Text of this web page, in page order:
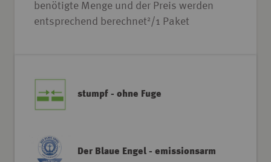
benötigte Menge und der Preis werden
entsprechend berechnet2 /1 Paket
stumpf - ohne Fuge
Der Blaue Engel - emissionsarm